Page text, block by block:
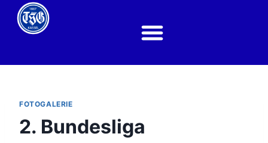
FOTOGALERIE
2. Bundesliga